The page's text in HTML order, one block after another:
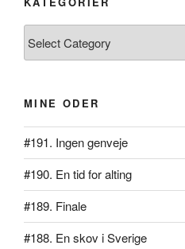
MINE ODER
#191. Ingen genveje
#190. En tid for alting
#189. Finale
#188. En skov i Sverige